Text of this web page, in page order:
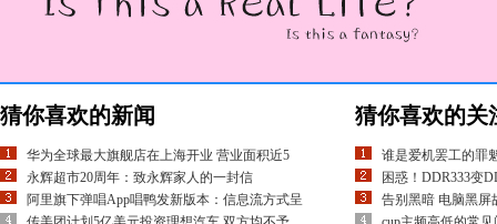
猜你喜欢的新闻
华为全球最大旗舰店在上海开业 营业面积近5
永辉超市20周年：致永辉家人的一封信
阿里旗下弹唱App唱鸭发新版本：信息流方式呈
猜你喜欢的关
谁是爱机罢工的罪
困惑！DDR333变
告别黑暗 电脑黑屏